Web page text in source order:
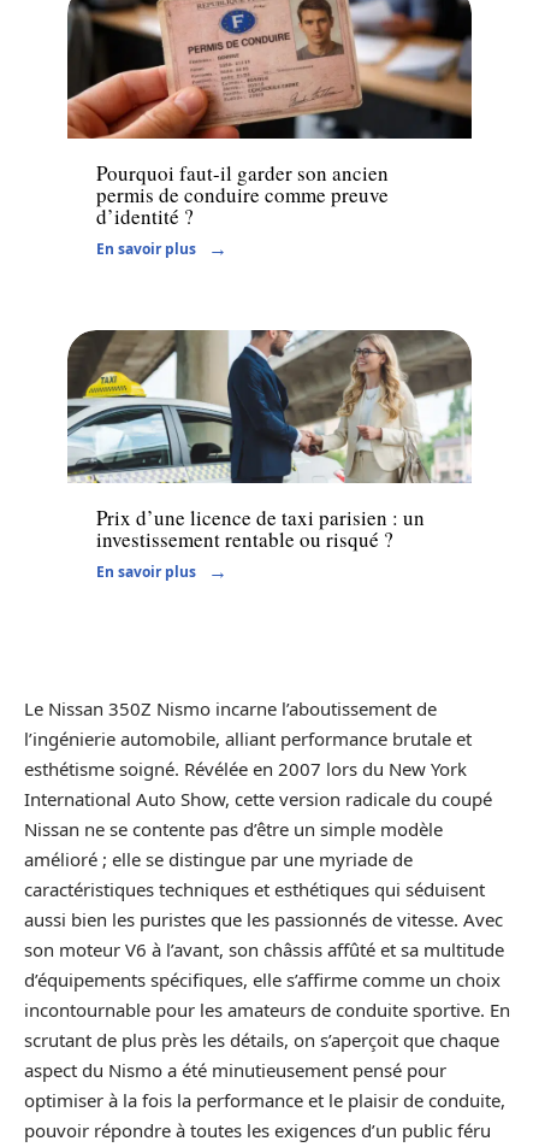
Actu
Pourquoi faut-il garder son ancien
permis de conduire comme preuve
d’identité ?
En savoir plus
Transport
Prix d’une licence de taxi parisien : un
investissement rentable ou risqué ?
En savoir plus
Le Nissan 350Z Nismo incarne l’aboutissement de
l’ingénierie automobile, alliant performance brutale et
esthétisme soigné. Révélée en 2007 lors du New York
International Auto Show, cette version radicale du coupé
Nissan ne se contente pas d’être un simple modèle
amélioré ; elle se distingue par une myriade de
caractéristiques techniques et esthétiques qui séduisent
aussi bien les puristes que les passionnés de vitesse. Avec
son moteur V6 à l’avant, son châssis affûté et sa multitude
d’équipements spécifiques, elle s’affirme comme un choix
incontournable pour les amateurs de conduite sportive. En
scrutant de plus près les détails, on s’aperçoit que chaque
aspect du Nismo a été minutieusement pensé pour
optimiser à la fois la performance et le plaisir de conduite,
pouvoir répondre à toutes les exigences d’un public féru